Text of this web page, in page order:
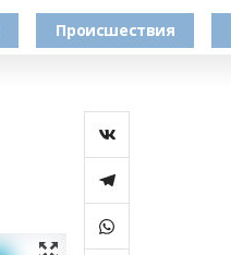
Происшествия